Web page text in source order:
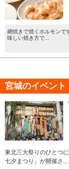
網焼きで焼くホルモンで
味しい焼き方で...
宮城のイベント
東北三大祭りのひとつ
七夕まつり」が開催さ...